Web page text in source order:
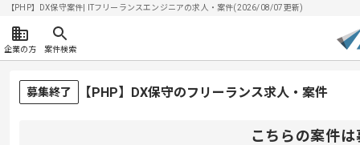
【PHP】DX保守案件| ITフリーランスエンジニアの求人・案件(2026/08/07更新)
企業の方 案件検索
募集終了 【PHP】DX保守のフリーランス求人・案件
こちらの案件